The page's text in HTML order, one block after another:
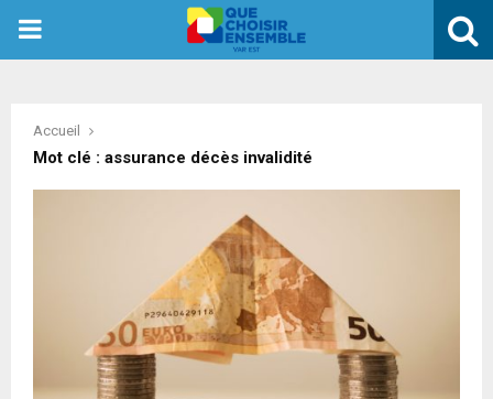
PRIMARY
Accueil
Mot clé : assurance décès invalidité